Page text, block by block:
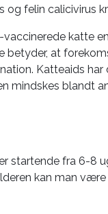
og felin calicivirus
katte
betyder, at
Katteaids
mindskes blandt
startende fra 6-8
kan man